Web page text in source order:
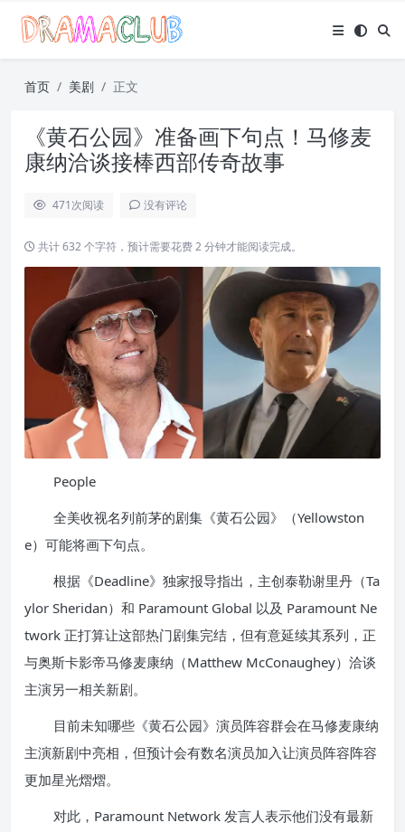
首页 美剧 正文
《黄石公园》准备画下句点！马修麦
康纳洽谈接棒西部传奇故事
471次阅读 没有评论
共计 632 个字符，预计需要花费 2 分钟才能阅读完成。
People
全美收视名列前茅的剧集《黄石公园》（Yellowston
e）可能将画下句点。
根据《Deadline》独家报导指出，主创泰勒谢里丹（Ta
ylor Sheridan）和 Paramount Global 以及 Paramount Ne
twork 正打算让这部热门剧集完结，但有意延续其系列，正
与奥斯卡影帝马修麦康纳（Matthew McConaughey）洽谈
主演另一相关新剧。
目前未知哪些《黄石公园》演员阵容群会在马修麦康纳
主演新剧中亮相，但预计会有数名演员加入让演员阵容阵容
更加星光熠熠。
对此，Paramount Network 发言人表示他们没有最新